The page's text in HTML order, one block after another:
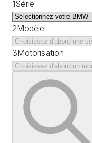
1Série
2Modèle
3Motorisation